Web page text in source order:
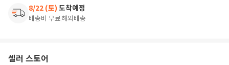
8/22 (토) 도착예정
배송비 무료해외배송
셀러 스토어